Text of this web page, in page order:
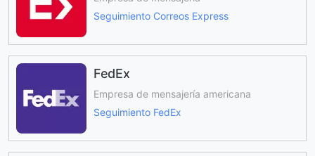
Seguimiento Correos Express
FedEx
Empresa de mensajería americana
Seguimiento FedEx